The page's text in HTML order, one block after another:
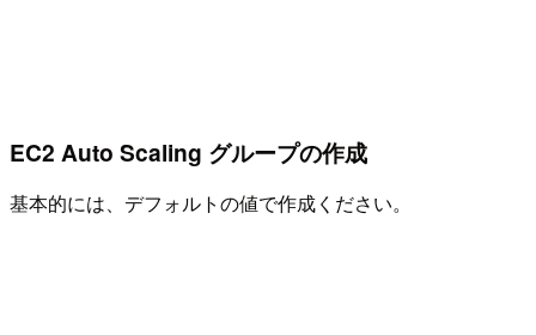
EC2 Auto Scaling グループの作成
基本的には、デフォルトの値で作成ください。